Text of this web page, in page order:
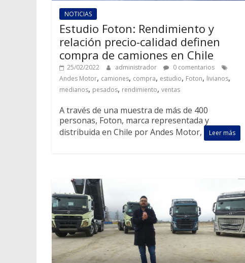
NOTICIAS
Estudio Foton: Rendimiento y
relación precio-calidad definen
compra de camiones en Chile
25/02/2022 administrador
0 comentarios
Andes Motor, camiones, compra, estudio, Foton, livianos,
medianos, pesados, rendimiento, ventas
A través de una muestra de más de 400
personas, Foton, marca representada y
distribuida en Chile por Andes Motor,
Leer más